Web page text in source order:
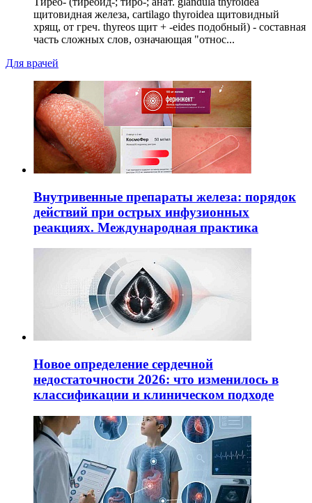
щитовидная железа, cartilago thyroidea щитовидный
хрящ, от греч. thyreos щит + -eides подобный) - составная
часть сложных слов, означающая "относ...
Для врачей
Внутривенные препараты железа: порядок
действий при острых инфузионных
реакциях. Международная практика
Новое определение сердечной
недостаточности 2026: что изменилось в
классификации и клиническом подходе